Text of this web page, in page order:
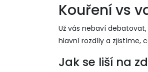
Kouření vs
Už vás nebaví
hlavní rozdíly a zjistíme,
Jak se liší na